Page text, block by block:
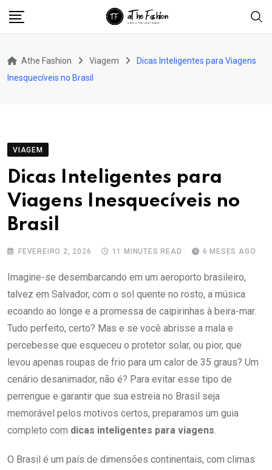
Athe Fashion Viagem
Dicas Inteligentes para Viagens
Inesquecíveis no Brasil
VIAGEM
Dicas Inteligentes para
Viagens Inesquecíveis no
Brasil
FEVEREIRO 2, 2026 11 MINUTES READ 6 MESES AGO
Imagine-se desembarcando em um aeroporto brasileiro,
talvez em Salvador, com o sol quente no rosto, a música
ecoando ao longe e a promessa de caipirinhas à beira-mar.
Tudo perfeito, certo? Mas e se você abrisse a mala e
percebesse que esqueceu o protetor solar, ou pior, que
levou apenas roupas de frio para um calor de 35 graus? Um
cenário desanimador, não é? Para evitar esse tipo de
perrengue e garantir que sua estreia no Brasil seja
memorável pelos motivos certos, preparamos um guia
completo com dicas inteligentes para viagens.
O Brasil é um país de dimensões continentais, com climas